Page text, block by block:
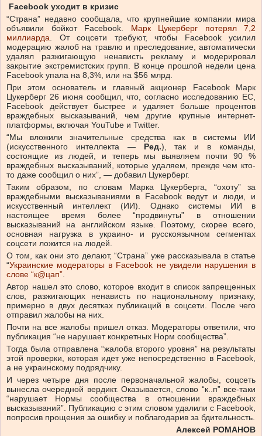
Facebook уходит в кризис
“Страна” недавно сообщала, что крупнейшие компании мира
объявили бойкот Facebook. Марк Цукерберг потерял 7,2
миллиарда. От соцсети требуют, чтобы Facebook усилил
модерацию жалоб на травлю и преследование, автоматически
удалял разжигающую ненависть рекламу и модерировал
закрытие экстремистских групп. В конце прошлой недели цена
Facebook упала на 8,3%, или на $56 млрд.
При этом основатель и главный акционер Facebook Марк
Цукерберг 26 июня сообщил, что, согласно исследованию ЕС,
Facebook действует быстрее и удаляет больше процентов
враждебных высказываний, чем другие крупные интернет-
платформы, включая YouTube и Twitter.
“Мы вложили значительные средства как в системы ИИ
(искусственного интеллекта — Ред.), так и в команды,
состоящие из людей, и теперь мы выявляем почти 90 %
враждебных высказываний, которые удаляем, прежде чем кто-
то даже сообщил о них”, — добавил Цукерберг.
Таким образом, по словам Марка Цукерберга, “охоту” за
враждебными высказываниями в Facebook ведут и люди, и
искусственный интеллект (ИИ). Однако системы ИИ в
настоящее время более “продвинуты” в отношении
высказываний на английском языке. Поэтому, скорее всего,
основная нагрузка в украино- и русскоязычном сегментах
соцсети ложится на людей.
О том, как они это делают, “Страна” уже рассказывала в статье
“Украинские модераторы в Facebook не увидели нарушения в
слове “к@цап”.
Автор нашел это слово, которое входит в список запрещенных
слов, разжигающих ненависть по национальному признаку,
примерно в двух десятках публикаций в соцсети. После чего
отправил жалобы на них.
Почти на все жалобы пришел отказ. Модераторы ответили, что
публикация “не нарушает конкретных Норм сообщества”.
Тогда была отправлена “жалоба второго уровня” на результаты
этой проверки, которая идет уже непосредственно в Facebook,
а не украинскому подрядчику.
И через четыре дня после первоначальной жалобы, соцсеть
вынесла очередной вердикт. Оказывается, слово “к..п” все-таки
“нарушает Нормы сообщества в отношении враждебных
высказываний”. Публикацию с этим словом удалили с Facebook,
попросив прощения за ошибку и поблагодарив за бдительность.
Алексей РОМАНОВ